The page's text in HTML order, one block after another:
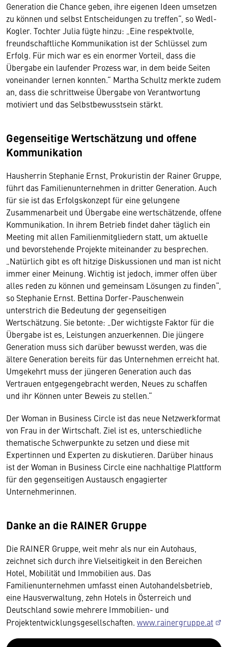
Generation die Chance geben, ihre eigenen Ideen umsetzen
zu können und selbst Entscheidungen zu treffen“, so Wedl-
Kogler. Tochter Julia fügte hinzu: „Eine respektvolle,
freundschaftliche Kommunikation ist der Schlüssel zum
Erfolg. Für mich war es ein enormer Vorteil, dass die
Übergabe ein laufender Prozess war, in dem beide Seiten
voneinander lernen konnten.“ Martha Schultz merkte zudem
an, dass die schrittweise Übergabe von Verantwortung
motiviert und das Selbstbewusstsein stärkt.
Gegenseitige Wertschätzung und offene
Kommunikation
Hausherrin Stephanie Ernst, Prokuristin der Rainer Gruppe,
führt das Familienunternehmen in dritter Generation. Auch
für sie ist das Erfolgskonzept für eine gelungene
Zusammenarbeit und Übergabe eine wertschätzende, offene
Kommunikation. In ihrem Betrieb findet daher täglich ein
Meeting mit allen Familienmitgliedern statt, um aktuelle
und bevorstehende Projekte miteinander zu besprechen.
„Natürlich gibt es oft hitzige Diskussionen und man ist nicht
immer einer Meinung. Wichtig ist jedoch, immer offen über
alles reden zu können und gemeinsam Lösungen zu finden“,
so Stephanie Ernst. Bettina Dorfer-Pauschenwein
unterstrich die Bedeutung der gegenseitigen
Wertschätzung. Sie betonte: „Der wichtigste Faktor für die
Übergabe ist es, Leistungen anzuerkennen. Die jüngere
Generation muss sich darüber bewusst werden, was die
ältere Generation bereits für das Unternehmen erreicht hat.
Umgekehrt muss der jüngeren Generation auch das
Vertrauen entgegengebracht werden, Neues zu schaffen
und ihr Können unter Beweis zu stellen.“
Der Woman in Business Circle ist das neue Netzwerkformat
von Frau in der Wirtschaft. Ziel ist es, unterschiedliche
thematische Schwerpunkte zu setzen und diese mit
Expertinnen und Experten zu diskutieren. Darüber hinaus
ist der Woman in Business Circle eine nachhaltige Plattform
für den gegenseitigen Austausch engagierter
Unternehmerinnen.
Danke an die RAINER Gruppe
Die RAINER Gruppe, weit mehr als nur ein Autohaus,
zeichnet sich durch ihre Vielseitigkeit in den Bereichen
Hotel, Mobilität und Immobilien aus. Das
Familienunternehmen umfasst einen Autohandelsbetrieb,
eine Hausverwaltung, zehn Hotels in Österreich und
Deutschland sowie mehrere Immobilien- und
Projektentwicklungsgesellschaften. www.rainergruppe.at